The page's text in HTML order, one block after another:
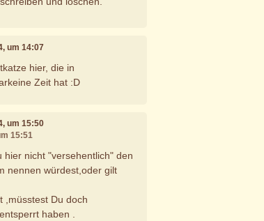
um 14:07
hier, die in
Zeit hat :D
um 15:50
15:51
hier nicht "versehentlich" den
nennen würdest,oder gilt
,müsstest Du doch
haben .